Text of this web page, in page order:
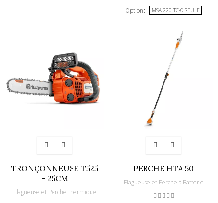
Option MSA 220 TC-O SEULE
TRONÇONNEUSE T525
- 25CM
Elagueuse et Perche thermique
PERCHE HTA 50
Elagueuse et Perche à Batterie